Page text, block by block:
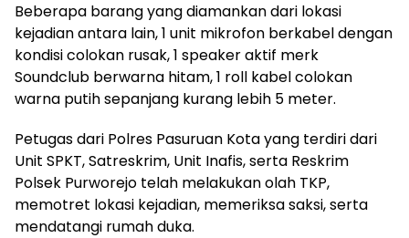
Beberapa barang yang diamankan dari lokasi
kejadian antara lain, 1 unit mikrofon berkabel dengan
kondisi colokan rusak, 1 speaker aktif merk
Soundclub berwarna hitam, 1 roll kabel colokan
warna putih sepanjang kurang lebih 5 meter.
Petugas dari Polres Pasuruan Kota yang terdiri dari
Unit SPKT, Satreskrim, Unit Inafis, serta Reskrim
Polsek Purworejo telah melakukan olah TKP,
memotret lokasi kejadian, memeriksa saksi, serta
mendatangi rumah duka.